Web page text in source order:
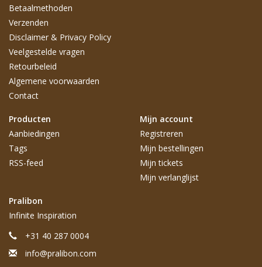
Betaalmethoden
Verzenden
Disclaimer & Privacy Policy
Veelgestelde vragen
Retourbeleid
Algemene voorwaarden
Contact
Producten
Aanbiedingen
Tags
RSS-feed
Mijn account
Registreren
Mijn bestellingen
Mijn tickets
Mijn verlanglijst
Pralibon
Infinite Inspiration
+31 40 287 0004
info@pralibon.com